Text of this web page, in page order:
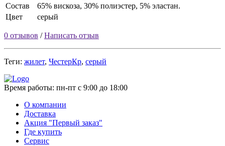
Состав
65% вискоза, 30% полиэстер, 5% эластан.
Цвет
серый
0 отзывов /Написать отзыв
Теги: жилет, ЧестерКр, серый
Время работы: пн-пт с 9:00 до 18:00
О компании
Доставка
Акция "Первый заказ"
Где купить
Сервис